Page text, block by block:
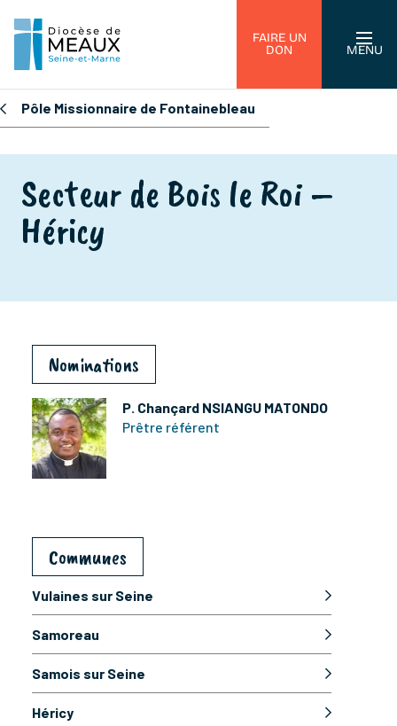
FAIRE UN
DON
MENU
Pôle Missionnaire de Fontainebleau
Secteur de Bois le Roi –
Héricy
Nominations
P. Chançard NSIANGU MATONDO
Prêtre référent
Communes
Vulaines sur Seine
Samoreau
Samois sur Seine
Héricy